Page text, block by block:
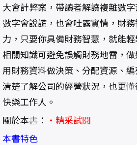
大會計弊案，帶讀者解讀複雜數
數字會說謊，也會吐露實情，財
力，只要你具備財務智慧，就能
相關知識可避免誤觸財務地雷，
用財務資料做決策、分配資源、
清楚了解公司的經營狀況，也更
快樂工作人。
關於本書： ‧精采試閱
本書特色